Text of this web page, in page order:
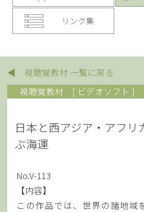
リンク集
◀ 視聴覚教材 一覧に戻る
視聴覚教材
[ ビデオソフト ]
日本と西アジア・アフリ
ぶ海運
No.V-113
【内容】
この作品では、世界の諸地域